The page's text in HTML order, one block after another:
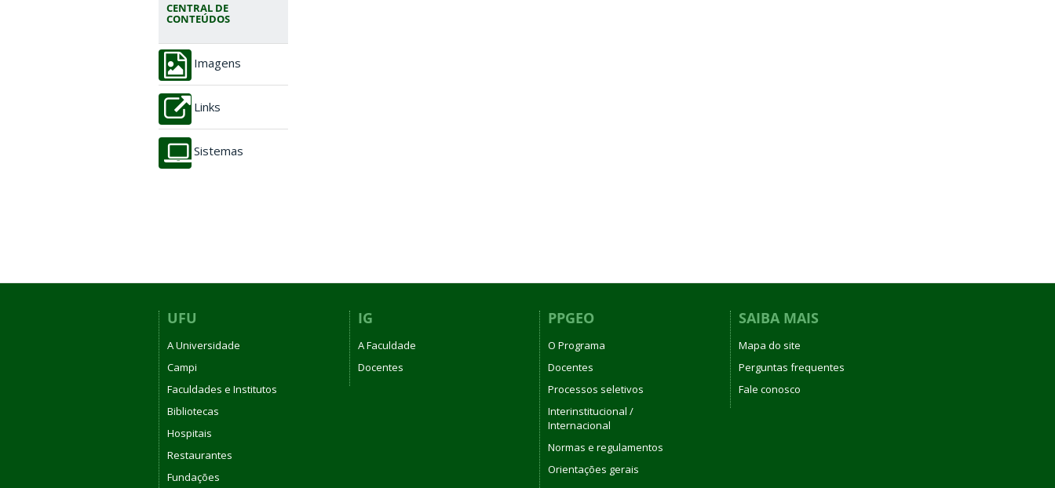
CENTRAL DE
CONTEÚDOS
Imagens
Links
Sistemas
UFU
A Universidade
Campi
Faculdades e Institutos
Bibliotecas
Hospitais
Restaurantes
Fundações
IG
A Faculdade
Docentes
PPGEO
O Programa
Docentes
Processos seletivos
Interinstitucional /
Internacional
Normas e regulamentos
Orientações gerais
SAIBA MAIS
Mapa do site
Perguntas frequentes
Fale conosco